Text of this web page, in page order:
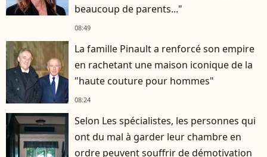
beaucoup de parents..."
08:49
La famille Pinault a renforcé son empire
en rachetant une maison iconique de la
"haute couture pour hommes"
08:24
Selon Les spécialistes, les personnes qui
ont du mal à garder leur chambre en
ordre peuvent souffrir de démotivation